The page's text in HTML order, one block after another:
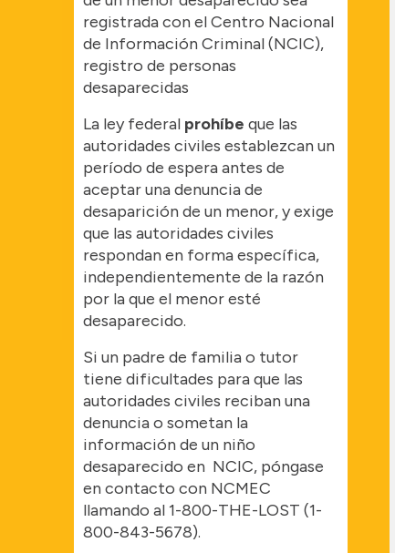
registrada con el Centro Nacional
de Información Criminal (NCIC),
registro de personas
desaparecidas
La ley federal prohíbe que las
autoridades civiles establezcan un
período de espera antes de
aceptar una denuncia de
desaparición de un menor, y exige
que las autoridades civiles
respondan en forma específica,
independientemente de la razón
por la que el menor esté
desaparecido.
Si un padre de familia o tutor
tiene dificultades para que las
autoridades civiles reciban una
denuncia o sometan la
información de un niño
desaparecido en NCIC, póngase
en contacto con NCMEC
llamando al 1-800-THE-LOST (1-
800-843-5678).